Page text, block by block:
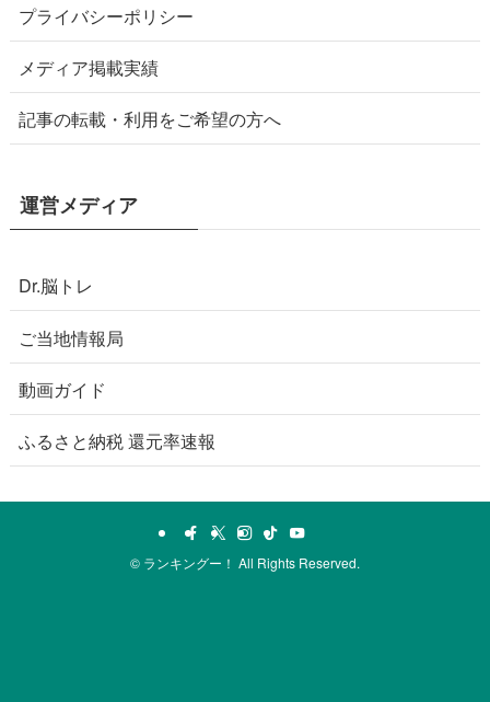
プライバシーポリシー
メディア掲載実績
記事の転載・利用をご希望の方へ
運営メディア
Dr.脳トレ
ご当地情報局
動画ガイド
ふるさと納税 還元率速報
© ランキングー！ All Rights Reserved.